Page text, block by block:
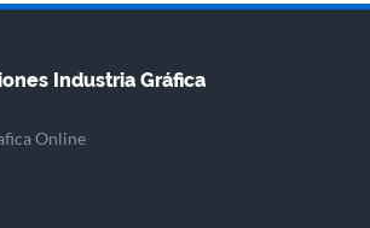
Industria Gráfica